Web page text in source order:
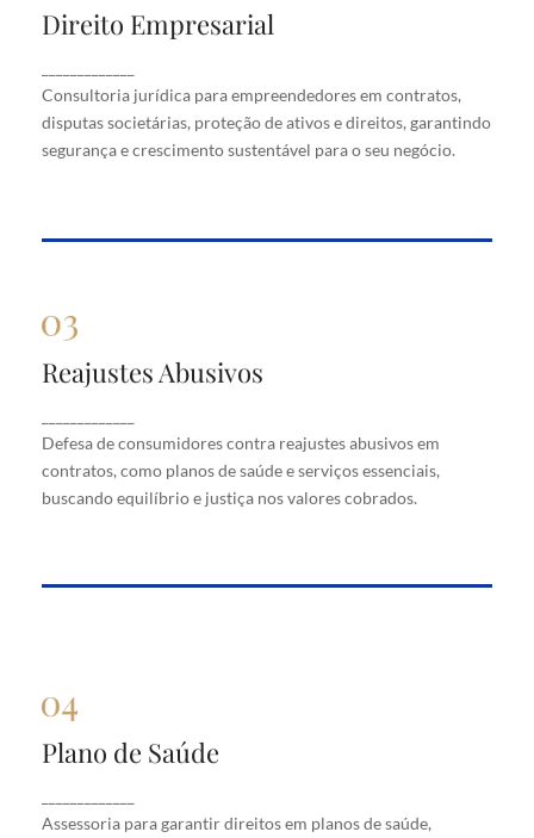
Direito Empresarial
Consultoria jurídica para empreendedores em contratos,
disputas societárias, proteção de ativos e direitos, garantindo
segurança e crescimento sustentável para o seu negócio.
Direito Empresarial
contratos, disputas societárias, proteção de ativos
e direitos, garantindo segurança e crescimento
sustentável para o seu negócio.
Reajustes Abusivos
Defesa de consumidores contra reajustes abusivos em
contratos, como planos de saúde e serviços essenciais,
buscando equilíbrio e justiça nos valores cobrados.
Reajustes Abusivos
em contratos, como planos de saúde e serviços
essenciais, buscando equilíbrio e justiça nos valores
cobrados.
Plano de Saúde
Assessoria para garantir direitos em planos de saúde,
Plano de Saúde
saúde, incluindo negativas de cobertura, reajustes
indevidos e acesso a tratamentos essenciais para a